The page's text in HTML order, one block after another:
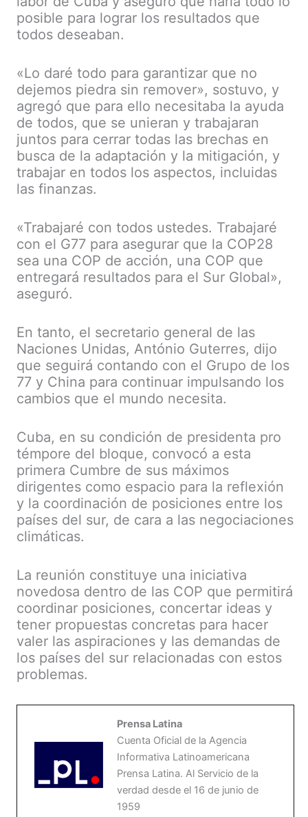
posible para lograr los resultados que
todos deseaban.
«Lo daré todo para garantizar que no
dejemos piedra sin remover», sostuvo, y
agregó que para ello necesitaba la ayuda
de todos, que se unieran y trabajaran
juntos para cerrar todas las brechas en
busca de la adaptación y la mitigación, y
trabajar en todos los aspectos, incluidas
las finanzas.
«Trabajaré con todos ustedes. Trabajaré
con el G77 para asegurar que la COP28
sea una COP de acción, una COP que
entregará resultados para el Sur Global»,
aseguró.
En tanto, el secretario general de las
Naciones Unidas, António Guterres, dijo
que seguirá contando con el Grupo de los
77 y China para continuar impulsando los
cambios que el mundo necesita.
Cuba, en su condición de presidenta pro
témpore del bloque, convocó a esta
primera Cumbre de sus máximos
dirigentes como espacio para la reflexión
y la coordinación de posiciones entre los
países del sur, de cara a las negociaciones
climáticas.
La reunión constituye una iniciativa
novedosa dentro de las COP que permitirá
coordinar posiciones, concertar ideas y
tener propuestas concretas para hacer
valer las aspiraciones y las demandas de
los países del sur relacionadas con estos
problemas.
Prensa Latina
Cuenta Oficial de la Agencia
Informativa Latinoamericana
Prensa Latina. Al Servicio de la
verdad desde el 16 de junio de
1959